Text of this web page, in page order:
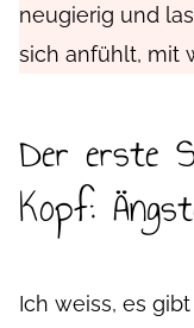
neugierig und
sich anfühlt, mit
Der erste
Kopf:
Ich weiss, es